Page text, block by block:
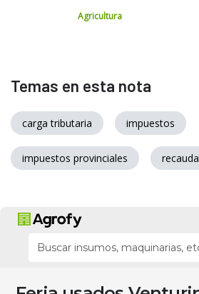
Agricultura
Temas en esta nota
carga tributaria impuestos
impuestos provinciales